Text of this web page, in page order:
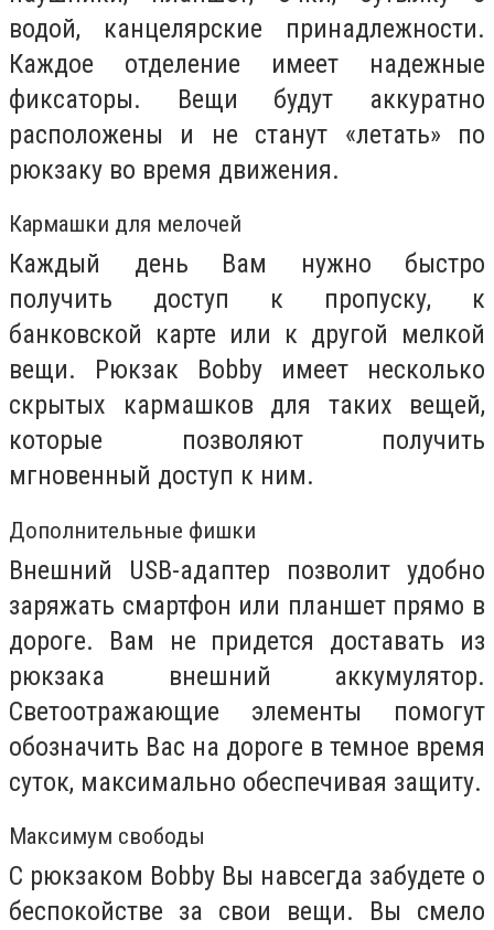
водой, канцелярские принадлежности.
Каждое отделение имеет надежные
фиксаторы. Вещи будут аккуратно
расположены и не станут «летать» по
рюкзаку во время движения.
Кармашки для мелочей
Каждый день Вам нужно быстро
получить доступ к пропуску, к
банковской карте или к другой мелкой
вещи. Рюкзак Bobby имеет несколько
скрытых кармашков для таких вещей,
которые позволяют получить
мгновенный доступ к ним.
Дополнительные фишки
Внешний USB-адаптер позволит удобно
заряжать смартфон или планшет прямо в
дороге. Вам не придется доставать из
рюкзака внешний аккумулятор.
Светоотражающие элементы помогут
обозначить Вас на дороге в темное время
суток, максимально обеспечивая защиту.
Максимум свободы
С рюкзаком Bobby Вы навсегда забудете о
беспокойстве за свои вещи. Вы смело